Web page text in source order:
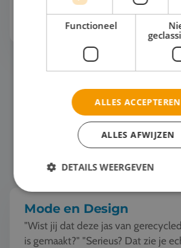
Bekijk het thema
Mode en Design
"Wist jij dat deze jas van
is gemaakt?" "Serieus? Dat zie je
Functioneel
ALLES ACCEPTEREN
ALLES AFWIJZEN
DETAILS WEERGEVEN